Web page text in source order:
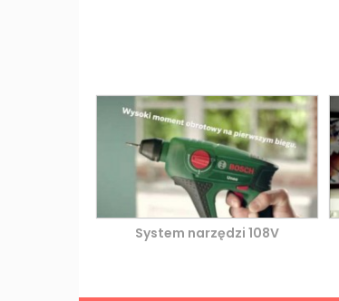
System narzędzi 108V